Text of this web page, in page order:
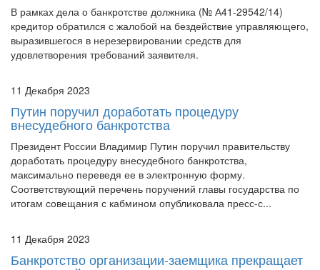
В рамках дела о банкротстве должника (№ А41-29542/14)
кредитор обратился с жалобой на бездействие управляющего,
выразившегося в нерезервировании средств для
удовлетворения требований заявителя.
11 Декабря 2023
Путин поручил доработать процедуру
внесудебного банкротства
Президент России Владимир Путин поручил правительству
доработать процедуру внесудебного банкротства,
максимально переведя ее в электронную форму.
Соответствующий перечень поручений главы государства по
итогам совещания с кабмином опубликовала пресс-с...
11 Декабря 2023
Банкротство организации-заемщика прекращает